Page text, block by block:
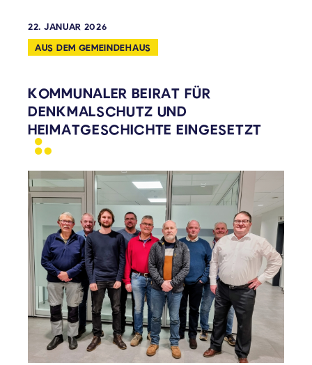
22. JANUAR 2026
AUS DEM GEMEINDEHAUS
KOMMUNALER BEIRAT FÜR
DENKMALSCHUTZ UND
HEIMATGESCHICHTE EINGESETZT